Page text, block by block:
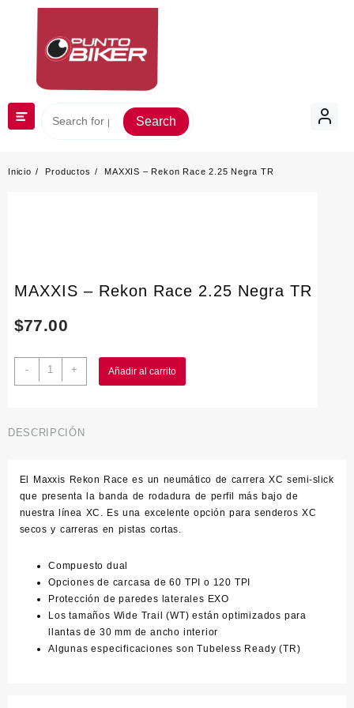
contenido
Search
Inicio Productos MAXXIS – Rekon Race 2.25 Negra TR
MAXXIS – Rekon Race 2.25 Negra TR
$77.00
-
MAXXIS
-
2.25
cantidad
+ Añadir al carrito
DESCRIPCIÓN
El Maxxis Rekon Race es un neumático de carrera XC semi-slick
que presenta la banda de rodadura de perfil más bajo de
nuestra línea XC. Es una excelente opción para senderos XC
secos y carreras en pistas cortas.
Compuesto dual
Opciones de carcasa de 60 TPI o 120 TPI
Protección de paredes laterales EXO
Los tamaños Wide Trail (WT) están optimizados para
llantas de 30 mm de ancho interior
Algunas especificaciones son Tubeless Ready (TR)